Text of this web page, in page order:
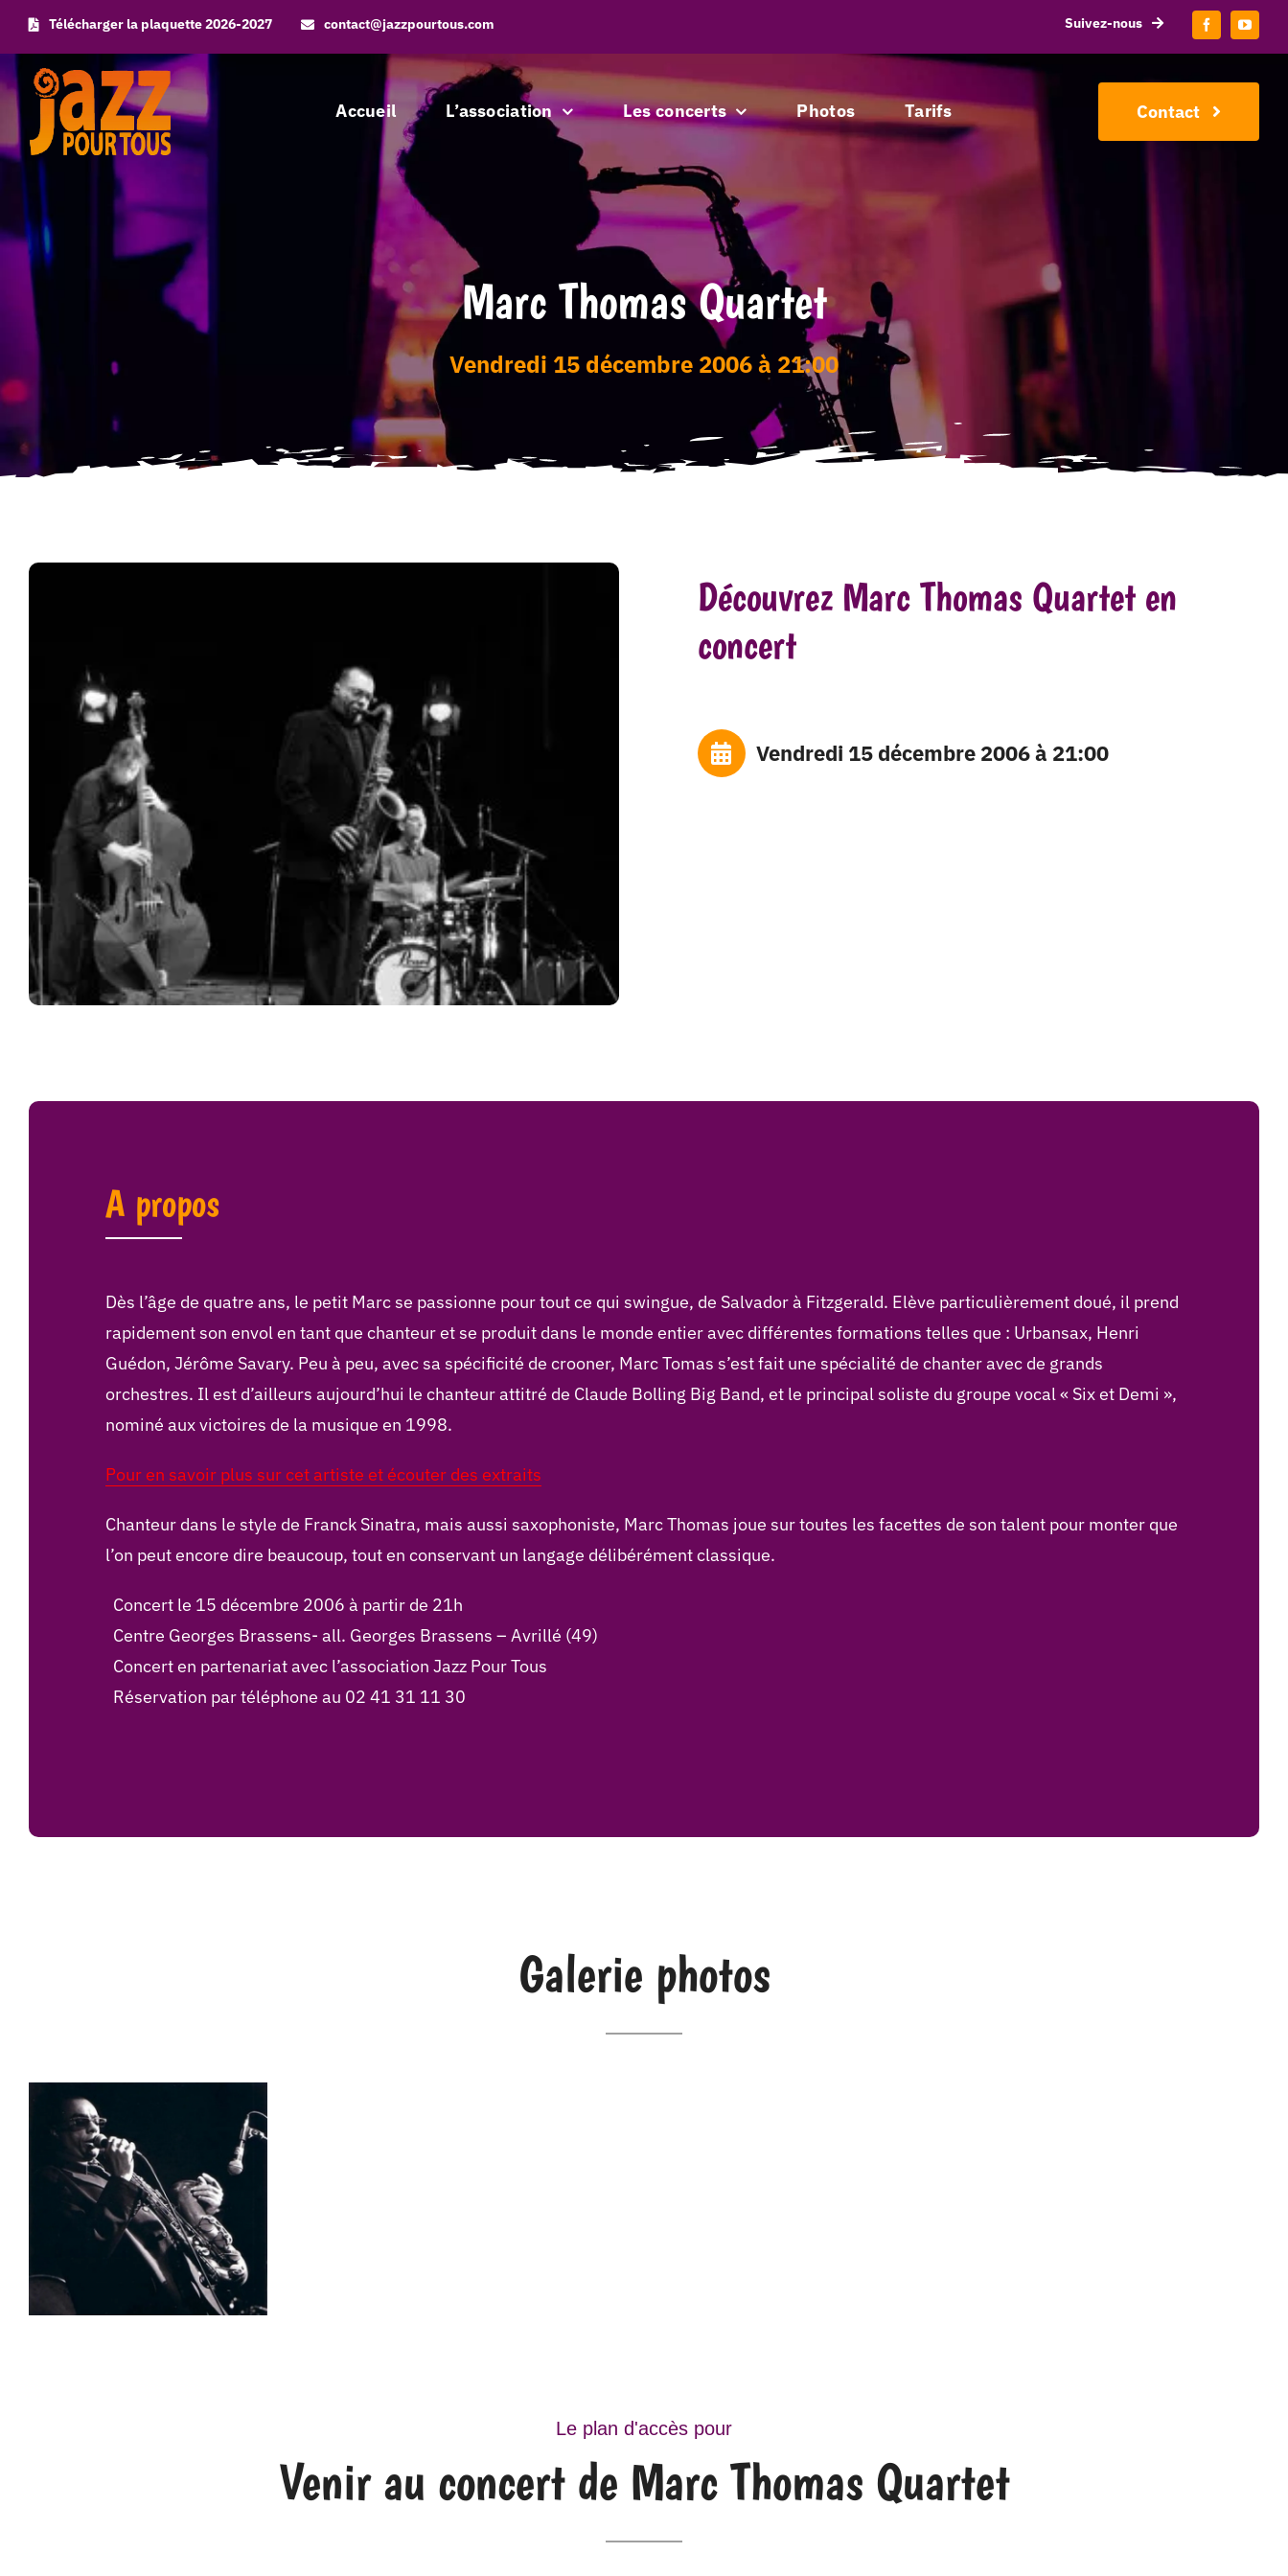
Skip
content
Télécharger la plaquette 2026-2027 contact@jazzpourtous.com Suivez-nous
Accueil L’association Les concerts Photos Tarifs Contact
Marc Thomas Quartet
vendredi 15 décembre 2006 à 21:00
Découvrez Marc Thomas Quartet en
concert
vendredi 15 décembre 2006 à 21:00
A propos
Dès l’âge de quatre ans, le petit Marc se passionne pour tout ce qui swingue, de Salvador à Fitzgerald. Elève particulièrement doué, il prend
rapidement son envol en tant que chanteur et se produit dans le monde entier avec différentes formations telles que : Urbansax, Henri
Guédon, Jérôme Savary. Peu à peu, avec sa spécificité de crooner, Marc Tomas s’est fait une spécialité de chanter avec de grands
orchestres. Il est d’ailleurs aujourd’hui le chanteur attitré de Claude Bolling Big Band, et le principal soliste du groupe vocal « Six et Demi »,
nominé aux victoires de la musique en 1998.
Pour en savoir plus sur cet artiste et écouter des extraits
Chanteur dans le style de Franck Sinatra, mais aussi saxophoniste, Marc Thomas joue sur toutes les facettes de son talent pour monter que
l’on peut encore dire beaucoup, tout en conservant un langage délibérément classique.
Concert le 15 décembre 2006 à partir de 21h
Centre Georges Brassens- all. Georges Brassens – Avrillé (49)
Concert en partenariat avec l’association Jazz Pour Tous
Réservation par téléphone au 02 41 31 11 30
Galerie photos
Le plan d'accès pour
Venir au concert de Marc Thomas Quartet